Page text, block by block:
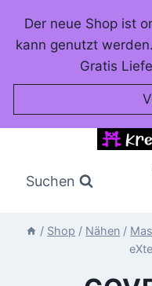
Inhalt
springen
Der neue Shop ist
kann genutzt
Gratis
Suchen
/ Shop / Nähen /